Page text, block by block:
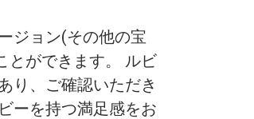
ジョン(その他の宝
とができます。 ルビ
り、ご確認いただき
ーを持つ満足感をお